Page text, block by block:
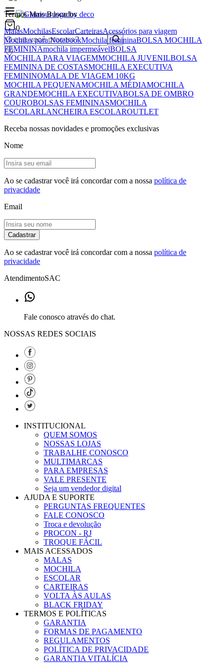
0
Termos Mais Buscados
MalasMochilasEscolarCarteirasAcessórios para viagem
Mochilas para NotebookMochila femininaBOLSA MOCHILA
FEMININAmochila impermeávelBOLSA
MOCHILA PARA VIAGEMMOCHILA JUVENILBOLSA
FEMININA DE COSTASMOCHILA EXECUTIVA
FEMININOMALA DE VIAGEM 10KG
MOCHILA PEQUENAMOCHILA MÉDIAMOCHILA
GRANDEMOCHILA EXECUTIVABOLSA DE OMBRO
COUROBOLSAS FEMININASMOCHILA
ESCOLARLANCHEIRA ESCOLAROUTLET
Receba nossas novidades e promoções exclusivas
Nome
Ao se cadastrar você irá concordar com a nossa política de
privacidade
Email
Cadastrar
Ao se cadastrar você irá concordar com a nossa política de
privacidade
AtendimentoSAC
Fale conosco através do chat.
NOSSAS REDES SOCIAIS
INSTITUCIONAL
QUEM SOMOS
NOSSAS LOJAS
TRABALHE CONOSCO
MULTIMARCAS
PARA EMPRESAS
VALE PRESENTE
Seja um vendedor digital
AJUDA E SUPORTE
PERGUNTAS FREQUENTES
FALE CONOSCO
Troca e devolução
PROCON - RJ
TROQUE FÁCIL
MAIS ACESSADOS
MALAS
MOCHILA
ESCOLAR
CARTEIRAS
VOLTA ÀS AULAS
BLACK FRIDAY
TERMOS E POLÍTICAS
GARANTIA
FORMAS DE PAGAMENTO
REGULAMENTOS
POLÍTICA DE PRIVACIDADE
GARANTIA VITALÍCIA